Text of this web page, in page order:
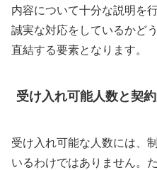
内容について十分な説明を
誠実な対応をしているかど
直結する要素となります。
受け入れ可能人数と契
受け入れ可能な人数には、
いるわけではありません。